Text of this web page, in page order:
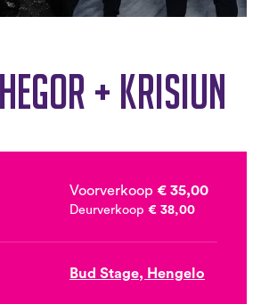
+ Krisiun
Voorverkoop € 35,00
Deurverkoop € 38,00
Bud Stage, Hengelo